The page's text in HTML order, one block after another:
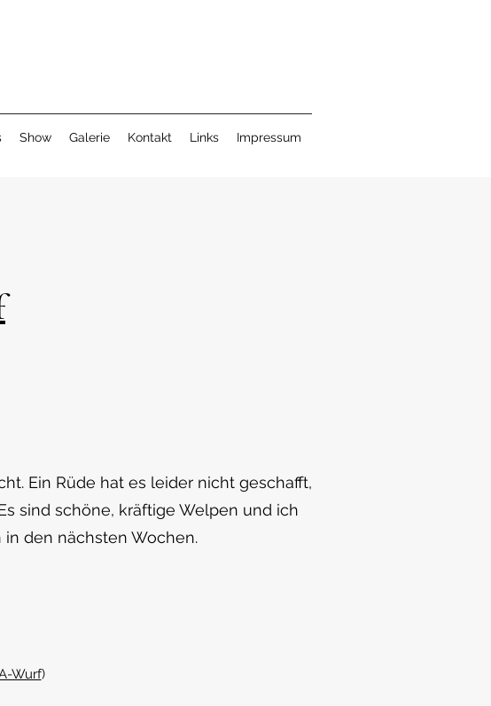
Show Galerie Kontakt Links Impressum
Ein Rüde hat es leider nicht geschafft,
sind schöne, kräftige Welpen und ich
den nächsten Wochen.
Wurf)